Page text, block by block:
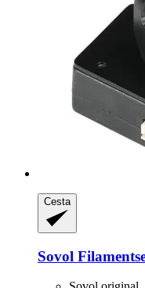
Cesta
Sovol